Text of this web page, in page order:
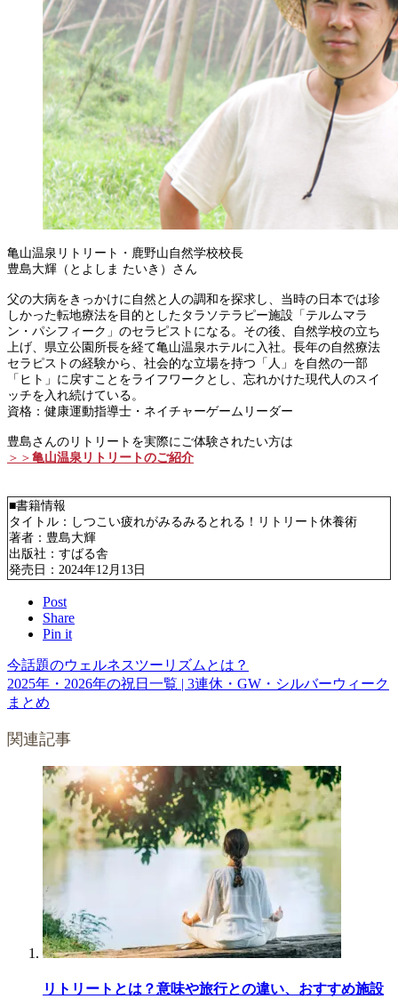
亀山温泉リトリート・鹿野山自然学校校長
豊島大輝（とよしま たいき）さん
父の大病をきっかけに自然と人の調和を探求し、当時の日本では珍
しかった転地療法を目的としたタラソテラピー施設「テルムマラ
ン・パシフィーク」のセラピストになる。その後、自然学校の立ち
上げ、県立公園所長を経て亀山温泉ホテルに入社。長年の自然療法
セラピストの経験から、社会的な立場を持つ「人」を自然の一部
「ヒト」に戻すことをライフワークとし、忘れかけた現代人のスイ
ッチを入れ続けている。
資格：健康運動指導士・ネイチャーゲームリーダー
豊島さんのリトリートを実際にご体験されたい方は
＞＞ 亀山温泉リトリートのご紹介
■書籍情報
タイトル：しつこい疲れがみるみるとれる！リトリート休養術
著者：豊島大輝
出版社：すばる舎
発売日：2024年12月13日
Post
Share
Pin it
今話題のウェルネスツーリズムとは？
2025年・2026年の祝日一覧 | 3連休・GW・シルバーウィーク
まとめ
関連記事
リトリートとは？意味や旅行との違い、おすすめ施設